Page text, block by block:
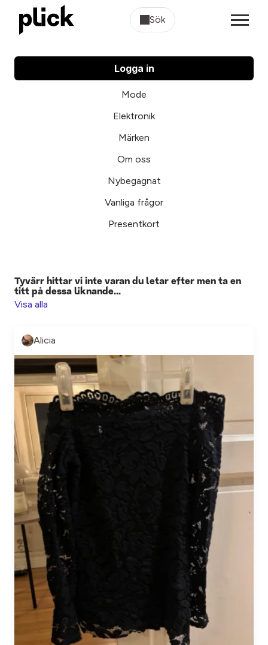
Sök
Logga in
Mode
Elektronik
Märken
Om oss
Nybegagnat
Vanliga frågor
Presentkort
Tyvärr hittar vi inte varan du letar efter men ta en
titt på dessa liknande...
Visa alla
Alicia